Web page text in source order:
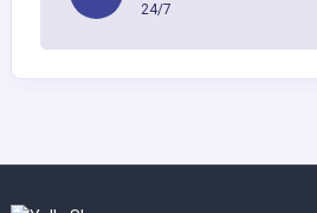
24/7